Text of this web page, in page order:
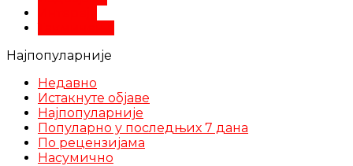
Најпопуларније
Недавно
Истакнуте објаве
Најпопуларније
Популарно у последњих 7 дана
По рецензијама
Насумично